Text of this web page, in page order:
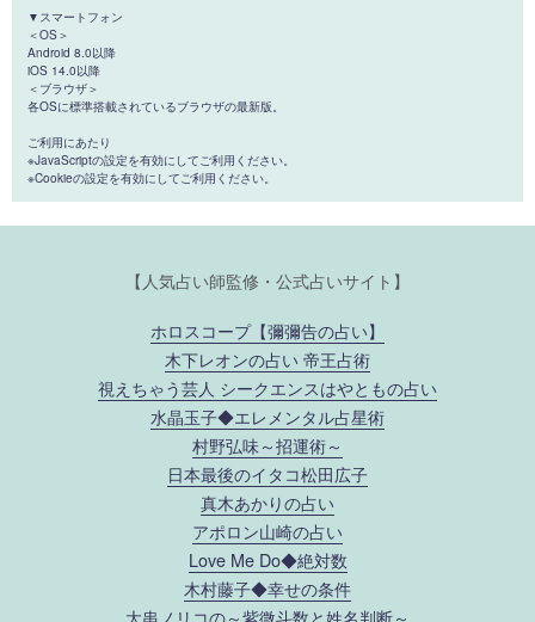
▼スマートフォン
＜OS＞
Android 8.0以降
iOS 14.0以降
＜ブラウザ＞
各OSに標準搭載されているブラウザの最新版。
ご利用にあたり
※JavaScriptの設定を有効にしてご利用ください。
※Cookieの設定を有効にしてご利用ください。
【人気占い師監修・公式占いサイト】
ホロスコープ【彌彌告の占い】
木下レオンの占い 帝王占術
視えちゃう芸人 シークエンスはやともの占い
水晶玉子◆エレメンタル占星術
村野弘味～招運術～
日本最後のイタコ松田広子
真木あかりの占い
アポロン山崎の占い
Love Me Do◆絶対数
木村藤子◆幸せの条件
大串ノリコの～紫微斗数と姓名判断～